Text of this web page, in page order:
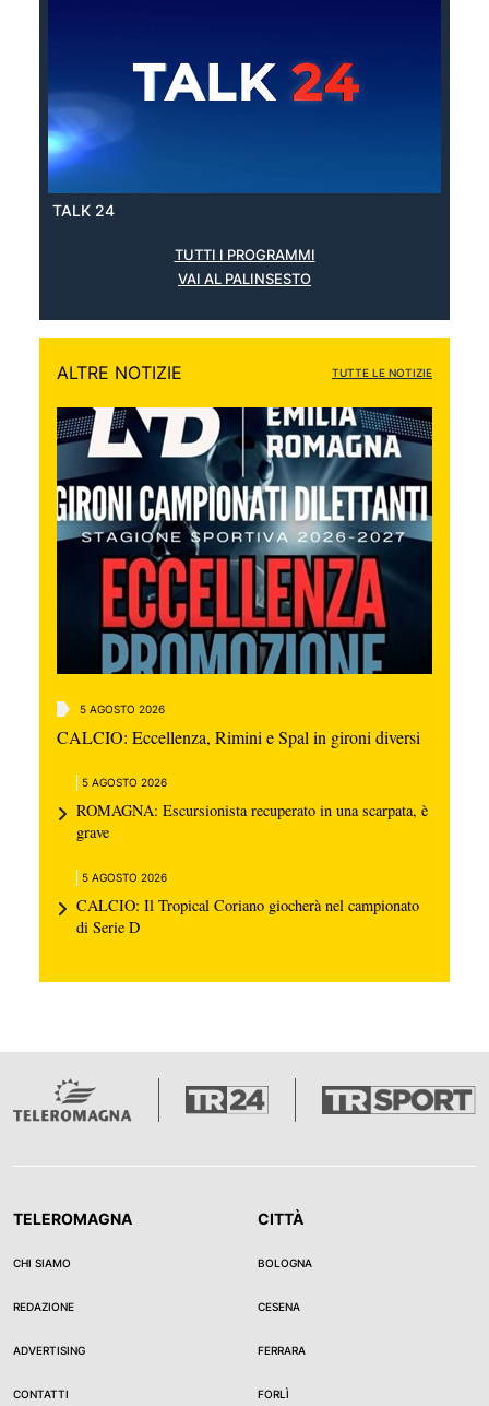
TALK 24
TUTTI I PROGRAMMI
VAI AL PALINSESTO
ALTRE NOTIZIE TUTTE LE NOTIZIE
5 AGOSTO 2026
CALCIO: Eccellenza, Rimini e Spal in gironi diversi
5 AGOSTO 2026
ROMAGNA: Escursionista recuperato in una scarpata, è
grave
5 AGOSTO 2026
CALCIO: Il Tropical Coriano giocherà nel campionato
di Serie D
TELEROMAGNA
CHI SIAMO
REDAZIONE
ADVERTISING
CONTATTI
CITTÀ
BOLOGNA
CESENA
FERRARA
FORLÌ